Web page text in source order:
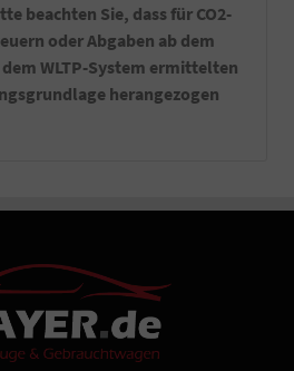
beachten Sie, dass für CO2-
oder Abgaben ab dem
dem WLTP-System ermittelten
herangezogen